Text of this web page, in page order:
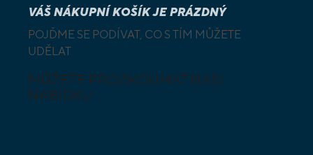
VÁŠ NÁKUPNÍ KOŠÍK JE PRÁZDNÝ
POJĎME SE PODÍVAT, CO S TÍM MŮŽETE
UDĚLAT
MŮŽETE PROZKOUMAT NAŠI
NABÍDKU